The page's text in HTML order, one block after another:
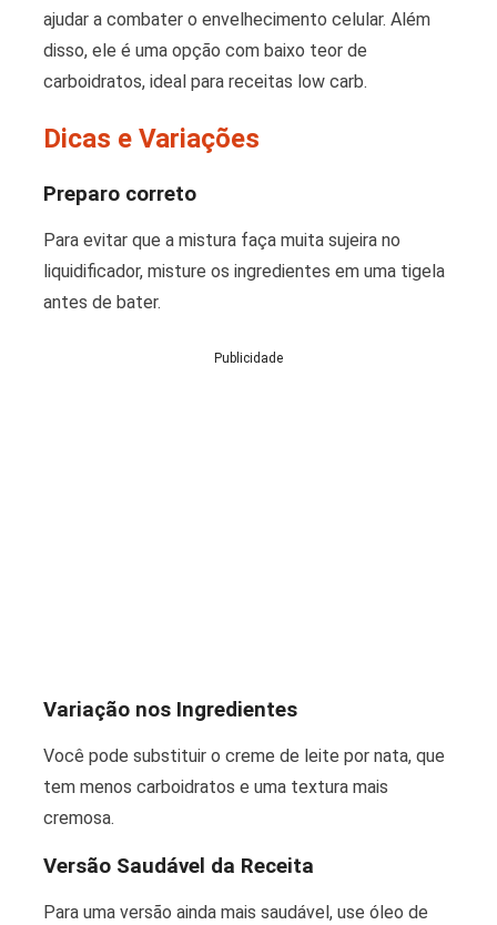
ajudar a combater o envelhecimento celular. Além
disso, ele é uma opção com baixo teor de
carboidratos, ideal para receitas low carb.
Dicas e Variações
Preparo correto
Para evitar que a mistura faça muita sujeira no
liquidificador, misture os ingredientes em uma tigela
antes de bater.
Publicidade
Variação nos Ingredientes
Você pode substituir o creme de leite por nata, que
tem menos carboidratos e uma textura mais
cremosa.
Versão Saudável da Receita
Para uma versão ainda mais saudável, use óleo de